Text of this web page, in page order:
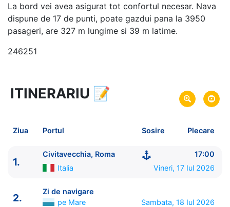
La bord vei avea asigurat tot confortul necesar. Nava
dispune de 17 de punti, poate gazdui pana la 3950
pasageri, are 327 m lungime si 39 m latime.
246251
11 zile vacanta de croaziera in
Marea Mediterana de Est -
Plecare pe 17 Iul 2026
din Civitavecchia, Roma,
Sosire pe 27 Iul 2026 in Civitavecchia, Roma, Italia
Celebrity Ascent★★★★★
ITINERARIU 📝
Ziua Portul Sosire Plecare
1.
Civitavecchia, Roma
17:00
Italia
Vineri, 17 Iul 2026
2.
Zi de navigare
pe Mare
Sambata, 18 Iul 2026